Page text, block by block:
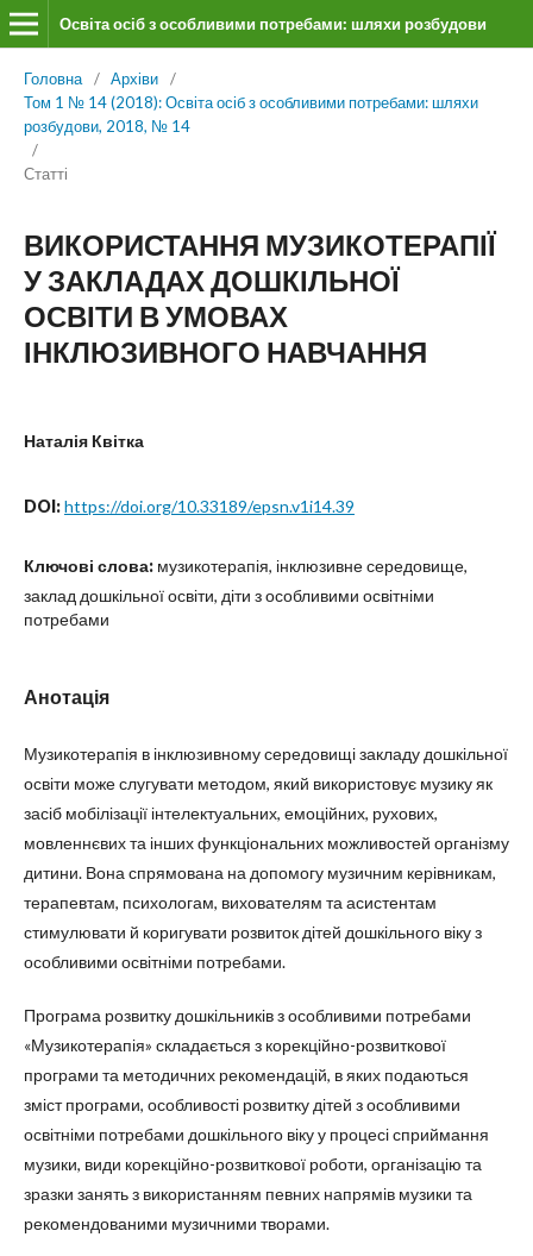
Освіта осіб з особливими потребами: шляхи розбудови
Головна / Архіви
/
Том 1 № 14 (2018): Освіта осіб з особливими потребами: шляхи
розбудови, 2018, № 14
/
Статті
ВИКОРИСТАННЯ МУЗИКОТЕРАПІЇ
У ЗАКЛАДАХ ДОШКІЛЬНОЇ
ОСВІТИ В УМОВАХ
ІНКЛЮЗИВНОГО НАВЧАННЯ
Наталія Квітка
DOI:https://doi.org/10.33189/epsn.v1i14.39
Ключові слова: музикотерапія, інклюзивне середовище,
заклад дошкільної освіти, діти з особливими освітніми
потребами
Анотація
Музикотерапія в інклюзивному середовищі закладу дошкільної
освіти може слугувати методом, який використовує музику як
засіб мобілізації інтелектуальних, емоційних, рухових,
мовленнєвих та інших функціональних можливостей організму
дитини. Вона спрямована на допомогу музичним керівникам,
терапевтам, психологам, вихователям та асистентам
стимулювати й коригувати розвиток дітей дошкільного віку з
особливими освітніми потребами.
Програма розвитку дошкільників з особливими потребами
«Музикотерапія» складається з корекційно-розвиткової
програми та методичних рекомендацій, в яких подаються
зміст програми, особливості розвитку дітей з особливими
освітніми потребами дошкільного віку у процесі сприймання
музики, види корекційно-розвиткової роботи, організацію та
зразки занять з використанням певних напрямів музики та
рекомендованими музичними творами.